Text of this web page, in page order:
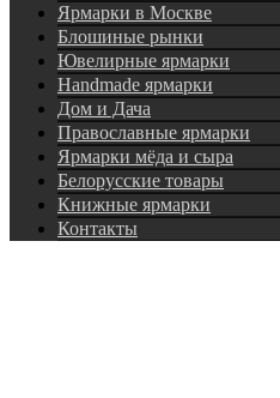
Ярмарки в Москве
Блошиные рынки
Ювелирные ярмарки
Нandmade ярмарки
Дом и Дача
Православные ярмарки
Ярмарки мёда и сыра
Белорусские товары
Книжные ярмарки
Контакты